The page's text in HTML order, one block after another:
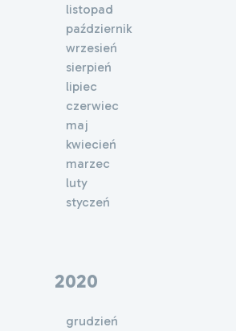
listopad
październik
wrzesień
sierpień
lipiec
czerwiec
maj
kwiecień
marzec
luty
styczeń
2020
grudzień